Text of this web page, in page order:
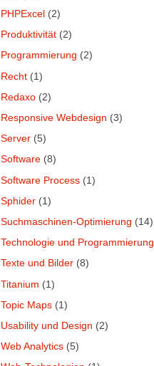
PHPExcel (2)
Produktivität (2)
Programmierung (2)
Recht (1)
Redaxo (2)
Responsive Webdesign (3)
Server (5)
Software (8)
Software Process (1)
Sphider (1)
Suchmaschinen-Optimierung (14)
Technologie und Programmierung
Texte und Bilder (8)
Titanium (1)
Topic Maps (1)
Usability und Design (2)
Web Analytics (5)